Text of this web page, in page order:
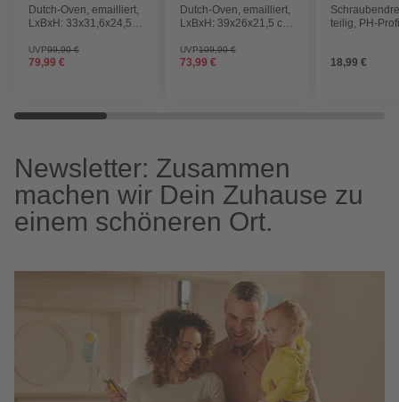
Dutch-Oven, emailliert,
LxBxH: 33x31,6x24,5
UVP99,90 €
79,99 €
Dutch-Oven, emailliert,
LxBxH: 39x26x21,5 cm,
UVP109,90 €
73,99 €
teilig, PH-
18,99 €
Newsletter: Zusammen
machen wir Dein Zuhause zu
einem schöneren Ort.